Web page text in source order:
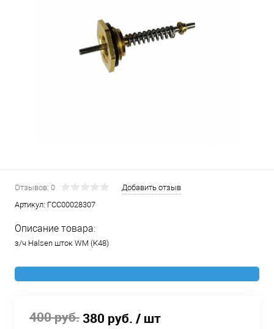
Отзывов: 0
Добавить отзыв
Артикул: ГСС00028307
Описание товара:
з/ч Halsen шток WM (К48)
400 руб. 380 руб. / шт